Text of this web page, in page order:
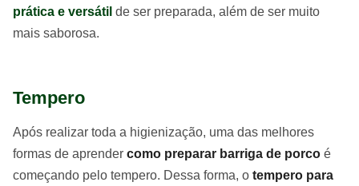
prática e versátil de ser preparada, além de ser muito
mais saborosa.
Tempero
Após realizar toda a higienização, uma das melhores
formas de aprender como preparar barriga de porco é
começando pelo tempero. Dessa forma, o tempero para